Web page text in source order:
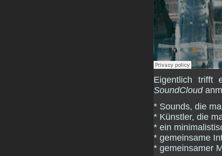
Eigentlich trifft
SoundCloud
* Sounds, die
* Künstler, die
* ein
* gemeinsame
* gemeinsamer